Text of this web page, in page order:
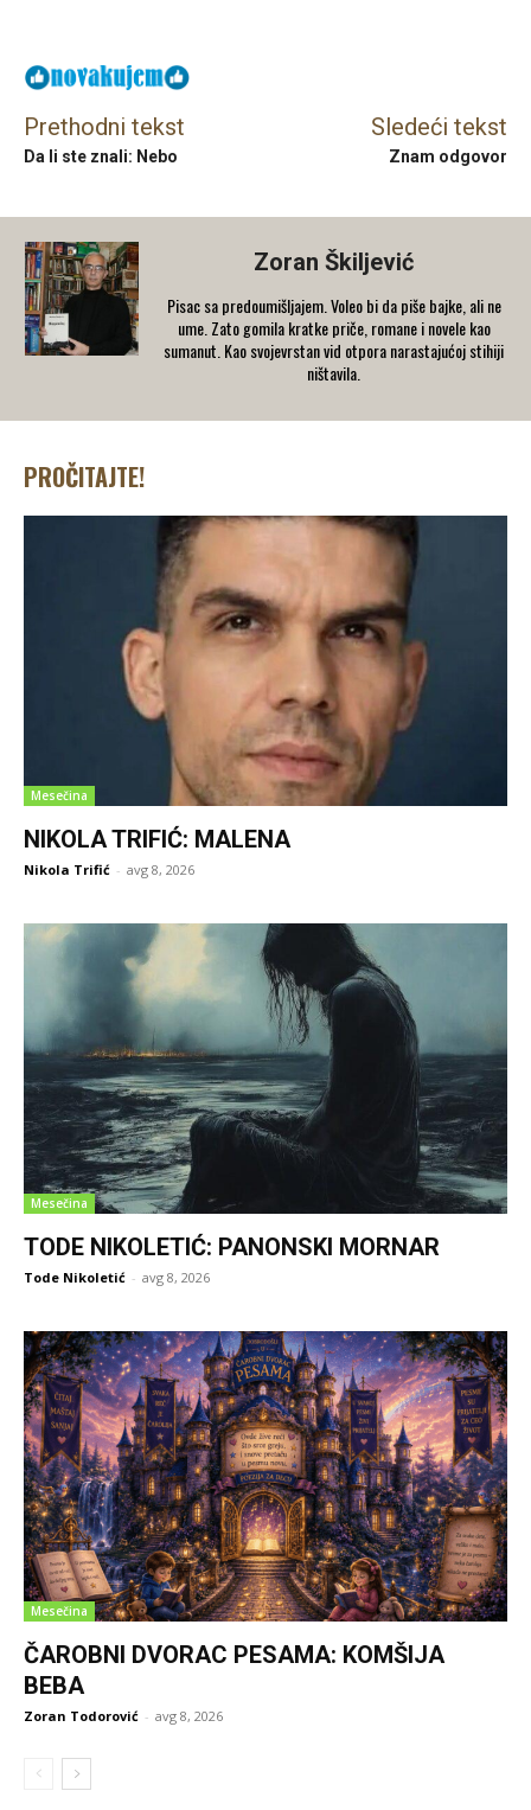
Prethodni tekst
Da li ste znali: Nebo
Sledeći tekst
Znam odgovor
Zoran Škiljević
Pisac sa predoumišljajem. Voleo bi da piše bajke, ali ne
ume. Zato gomila kratke priče, romane i novele kao
sumanut. Kao svojevrstan vid otpora narastajućoj stihiji
ništavila.
PROČITAJTE!
Mesečina
NIKOLA TRIFIĆ: MALENA
Nikola Trifić - avg 8, 2026
Mesečina
TODE NIKOLETIĆ: PANONSKI MORNAR
Tode Nikoletić - avg 8, 2026
Mesečina
ČAROBNI DVORAC PESAMA: KOMŠIJA
BEBA
Zoran Todorović - avg 8, 2026